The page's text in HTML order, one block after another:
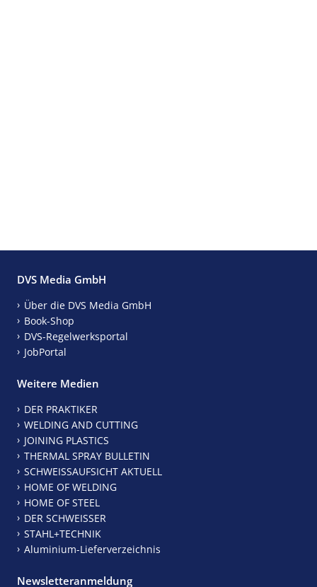
DVS Media GmbH
Über die DVS Media GmbH
Book-Shop
DVS-Regelwerksportal
JobPortal
Weitere Medien
DER PRAKTIKER
WELDING AND CUTTING
JOINING PLASTICS
THERMAL SPRAY BULLETIN
SCHWEISSAUFSICHT AKTUELL
HOME OF WELDING
HOME OF STEEL
DER SCHWEISSER
STAHL+TECHNIK
Aluminium-Lieferverzeichnis
Newsletteranmeldung